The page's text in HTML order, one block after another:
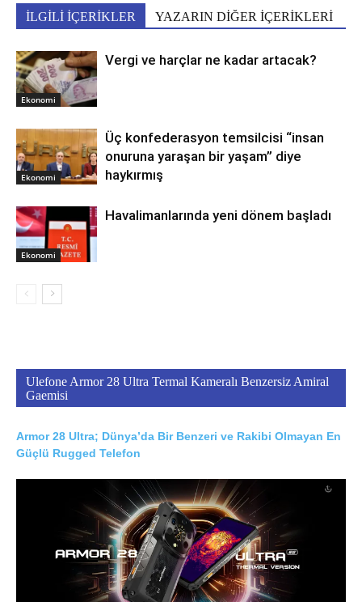
İLGİLİ İÇERİKLER YAZARIN DİĞER İÇERİKLERİ
Ekonomi
Vergi ve harçlar ne kadar artacak?
Ekonomi
Üç konfederasyon temsilcisi “insan
onuruna yaraşan bir yaşam” diye
haykırmış
Ekonomi
Havalimanlarında yeni dönem başladı
Ulefone Armor 28 Ultra Termal Kameralı Benzersiz Amiral
Gaemisi
Armor 28 Ultra; Dünya’da Bir Benzeri ve Rakibi Olmayan En
Güçlü Rugged Telefon